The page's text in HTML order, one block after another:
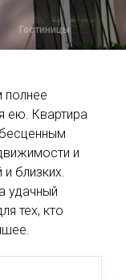
Гостиницы
полнее
ею. Квартира
и
близких.
удачный
тех, кто